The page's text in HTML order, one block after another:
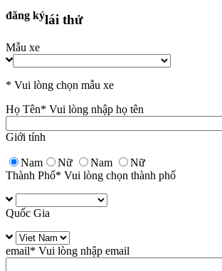
đăng kýlái thử
Mẫu xe
* Vui lòng chọn mẫu xe
Họ Tên* Vui lòng nhập họ tên
Giới tính
Nam Nữ Nam
Nữ
Thành Phố* Vui lòng chọn thành phố
Quốc Gia
email* Vui lòng nhập email